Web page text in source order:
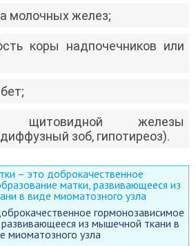
молочных желез;
коры надпочечников или
щитовидной железы
зоб, гипотиреоз).
гормонозависимое
из мышечной ткани в
миоматозного узла